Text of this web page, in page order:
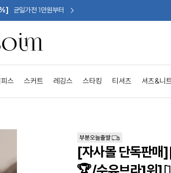
균일가전 1만원부터
스 스커트 레깅스 스타킹 티셔츠 셔츠&니
[자사몰 단독판